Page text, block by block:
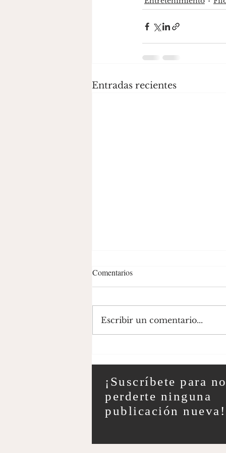
Entradas recientes
sociedades medievales europeas;
Alejandro Fino
Comentarios
Escribir un comentario...
¡Suscríbete para no
perderte ninguna
publicación nueva!